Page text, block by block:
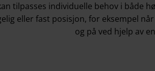
tilpasses individuelle behov i både
eller fast posisjon, for eksempel
og på ved hjelp av